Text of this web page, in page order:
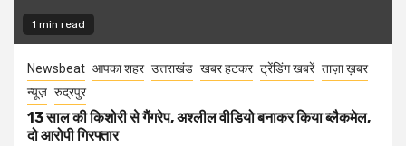
1 min read
Newsbeat आपका शहर उत्तराखंड खबर हटकर ट्रेंडिंग खबरें ताज़ा ख़बर
न्यूज़ रुद्रपुर
13 साल की किशोरी से गैंगरेप, अश्लील वीडियो बनाकर किया ब्लैकमेल,
दो आरोपी गिरफ्तार